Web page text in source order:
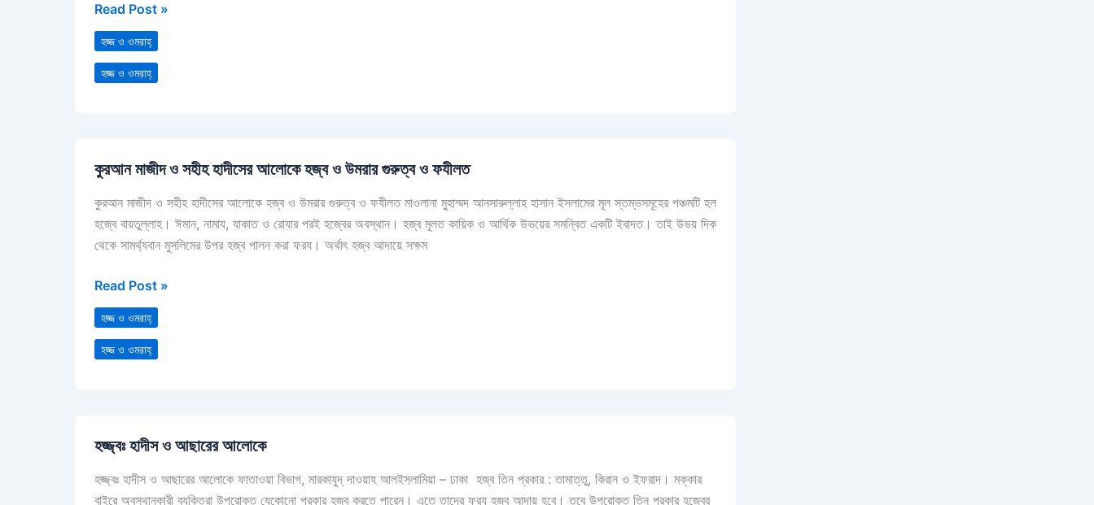
Read Post »
হজ্জ ও ওমরাহ্‌
হজ্জ ও ওমরাহ্‌
কুরআন মাজীদ ও সহীহ হাদীসের আলোকে হজ্ব ও উমরার গুরুত্ব ও ফযীলত
কুরআন মাজীদ ও সহীহ হাদীসের আলোকে হজ্ব ও উমরার গুরুত্ব ও ফযীলত মাওলানা মুহাম্মদ আনসারুল্লাহ হাসান ইসলামের মূল স্তম্ভসমূহের পঞ্চমটি হল
হজ্বে বায়তুল্লাহ। ঈমান, নামায, যাকাত ও রোযার পরই হজ্বের অবস্থান। হজ্ব মূলত কায়িক ও আর্থিক উভয়ের সমন্বিত একটি ইবাদত। তাই উভয় দিক
থেকে সামর্থ্যবান মুসলিমের উপর হজ্ব পালন করা ফরয। অর্থাৎ হজ্ব আদায়ে সক্ষম
মাজীদ
সহীহ
হাদীসের
আলোকে
উমরার
গুরুত্ব
ও
Read Post »
হজ্জ ও ওমরাহ্‌
হজ্জ ও ওমরাহ্‌
হজ্জ্বঃ হাদীস ও আছারের আলোকে
হজ্জ্বঃ হাদীস ও আছারের আলোকে ফাতাওয়া বিভাগ, মারকাযুদ্ দাওয়াহ আলইসলামিয়া – ঢাকা হজ্ব তিন প্রকার : তামাত্তু, কিরান ও ইফরাদ। মক্কার
বাইরে অবস্থানকারী ব্যক্তিরা উপরোক্ত যেকোনো প্রকার হজ্ব করতে পারেন। এতে তাদের ফরয হজ্ব আদায় হবে। তবে উপরোক্ত তিন প্রকার হজ্বের
হাদীস
আছারের